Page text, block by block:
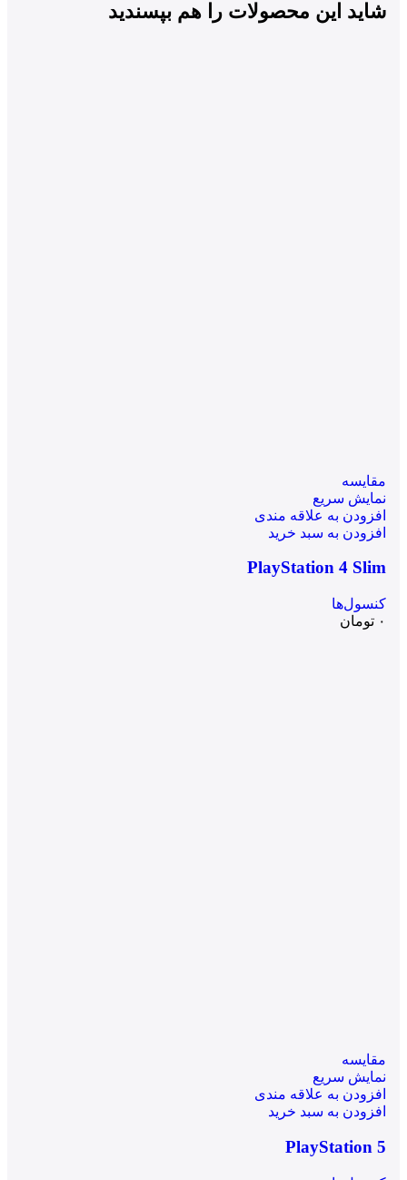
شاید این محصولات را هم بپسندید
مقايسه
نمایش سریع
افزودن به علاقه مندی
افزودن به سبد خرید
PlayStation 4 Slim
کنسول‌ها
۰ تومان
مقايسه
نمایش سریع
افزودن به علاقه مندی
افزودن به سبد خرید
PlayStation 5